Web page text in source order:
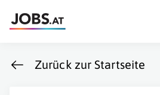
Zurück zur Startseite